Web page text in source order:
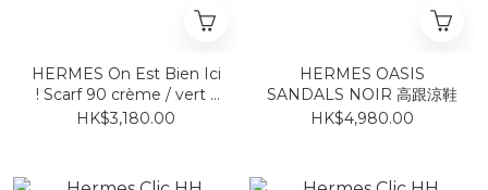
HERMES On Est Bien Ici
! Scarf 90 crème / vert /
rouge
HK$3,180.00
HERMES OASIS
SANDALS NOIR 高跟涼鞋
HK$4,980.00